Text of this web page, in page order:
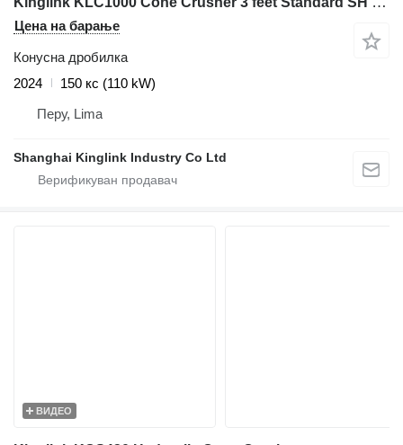
Цена на барање
Конусна дробилка
2024
150 кс (110 kW)
Перу, Lima
Shanghai Kinglink Industry Co Ltd
ВИДЕО